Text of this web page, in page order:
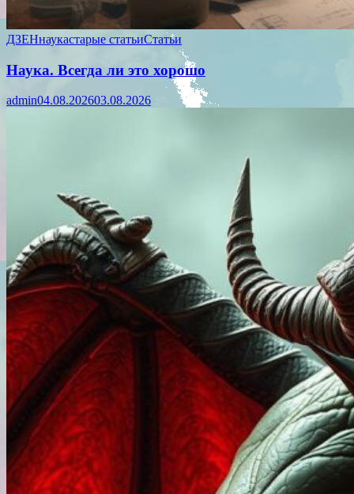
ДЗЕНнаукастарые статьиСтатьи
Наука. Всегда ли это хорошо
admin04.08.202603.08.2026